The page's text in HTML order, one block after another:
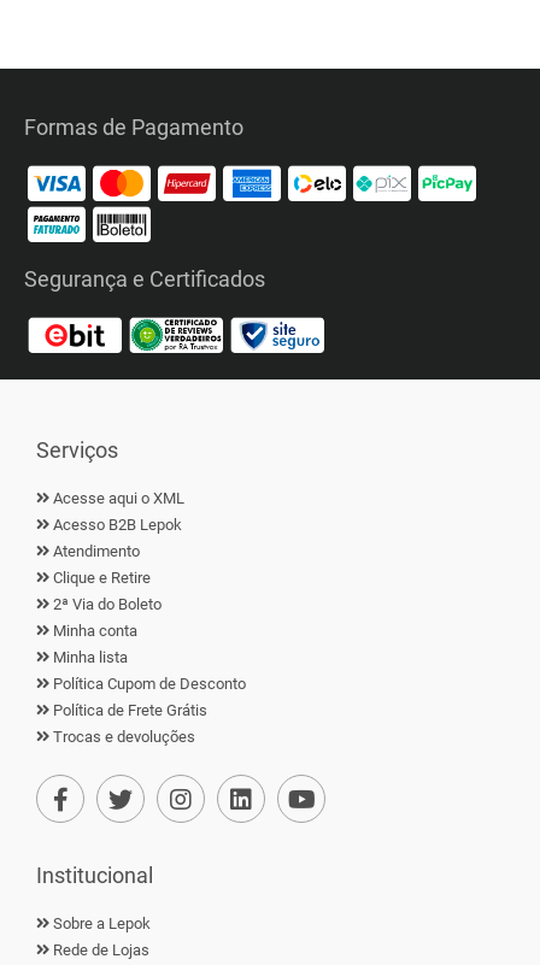
Formas de Pagamento
Segurança e Certificados
Serviços
Acesse aqui o XML
Acesso B2B Lepok
Atendimento
Clique e Retire
2ª Via do Boleto
Minha conta
Minha lista
Política Cupom de Desconto
Política de Frete Grátis
Trocas e devoluções
Institucional
Sobre a Lepok
Rede de Lojas